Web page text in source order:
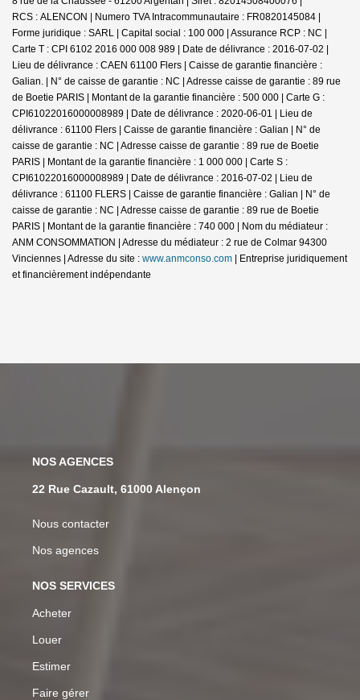
RCS : ALENCON | Numero TVA Intracommunautaire : FR0820145084 |
Forme juridique : SARL | Capital social : 100 000 | Assurance RCP : NC |
Carte T : CPI 6102 2016 000 008 989 | Date de délivrance : 2016-07-02 |
Lieu de délivrance : CAEN 61100 Flers | Caisse de garantie financière :
Galian. | N° de caisse de garantie : NC | Adresse caisse de garantie : 89 rue
de Boetie PARIS | Montant de la garantie financière : 500 000 | Carte G :
CPI61022016000008989 | Date de délivrance : 2020-06-01 | Lieu de
délivrance : 61100 Flers | Caisse de garantie financière : Galian | N° de
caisse de garantie : NC | Adresse caisse de garantie : 89 rue de Boetie
PARIS | Montant de la garantie financière : 1 000 000 | Carte S :
CPI61022016000008989 | Date de délivrance : 2016-07-02 | Lieu de
délivrance : 61100 FLERS | Caisse de garantie financière : Galian | N° de
caisse de garantie : NC | Adresse caisse de garantie : 89 rue de Boetie
PARIS | Montant de la garantie financière : 740 000 | Nom du médiateur :
ANM CONSOMMATION | Adresse du médiateur : 2 rue de Colmar 94300
Vinciennes | Adresse du site : www.anmconso.com | Entreprise juridiquement
et financièrement indépendante
NOS AGENCES
22 Rue Cazault, 61000 Alençon
6-8 Rue De La Chaussée, 61200 Argentan
Nous contacter
Nos agences
NOS SERVICES
Acheter
Louer
Estimer
Faire gérer